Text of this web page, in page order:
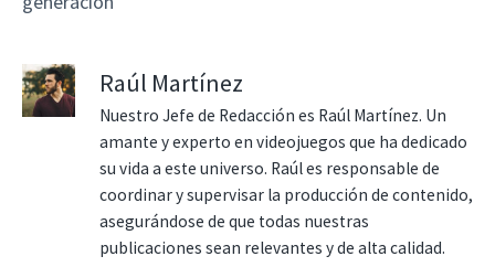
Raúl Martínez
Nuestro Jefe de Redacción es Raúl Martínez. Un
amante y experto en videojuegos que ha dedicado
su vida a este universo. Raúl es responsable de
coordinar y supervisar la producción de contenido,
asegurándose de que todas nuestras
publicaciones sean relevantes y de alta calidad.